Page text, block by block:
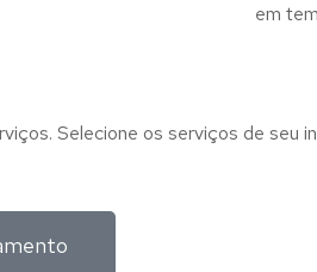
em
Selecione os serviços de seu